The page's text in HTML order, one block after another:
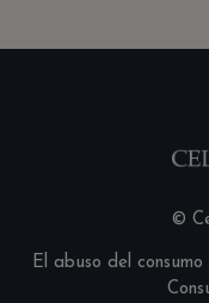
©
El abuso del